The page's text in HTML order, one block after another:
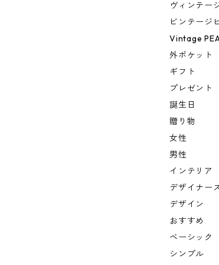
ヴィンテー
ビンテージ
Vintage
外ポケット
ギフト
プレゼント
誕生日
贈り物
女性
男性
インテリア
デザイナー
デザイン
おすすめ
ベーシック
シンプル